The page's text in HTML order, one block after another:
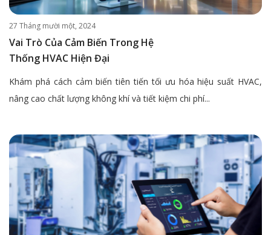
27 Tháng mười một, 2024
Vai Trò Của Cảm Biến Trong Hệ
Thống HVAC Hiện Đại
Khám phá cách cảm biến tiên tiến tối ưu hóa hiệu suất HVAC,
nâng cao chất lượng không khí và tiết kiệm chi phí...